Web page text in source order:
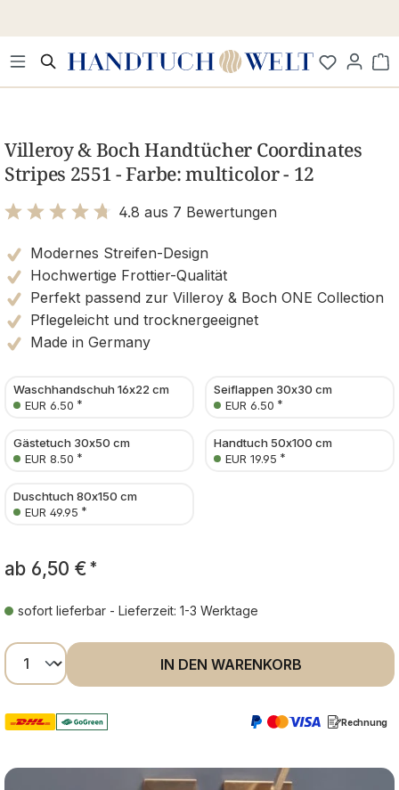
Villeroy & Boch Handtücher Coordinates
Stripes 2551 - Farbe: multicolor - 12
4.8 aus 7 Bewertungen
Modernes Streifen-Design
Hochwertige Frottier-Qualität
Perfekt passend zur Villeroy & Boch ONE Collection
Pflegeleicht und trocknergeeignet
Made in Germany
Waschhandschuh 16x22 cm
EUR 6.50 *
Seiflappen 30x30 cm
EUR 6.50 *
Gästetuch 30x50 cm
EUR 8.50 *
Handtuch 50x100 cm
EUR 19.95 *
Duschtuch 80x150 cm
EUR 49.95 *
ab 6,50 € *
sofort lieferbar - Lieferzeit: 1-3 Werktage
Produkt Anzahl: Gib den gewünschten
IN DEN WARENKORB
Rechnung